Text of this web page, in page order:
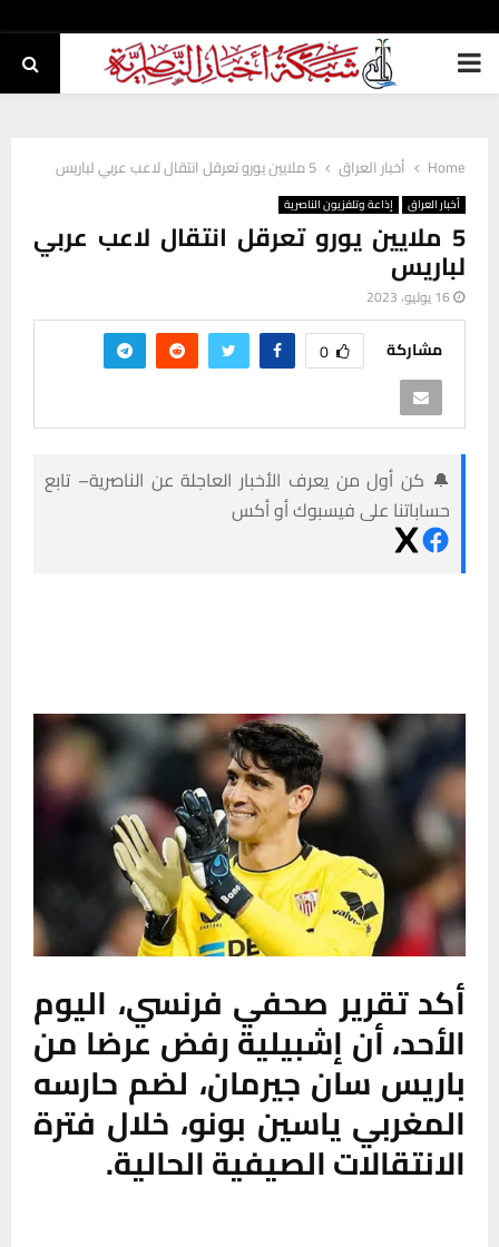
PRIMARY
Home أخبار العراق 5 ملايين يورو تعرقل انتقال لاعب عربي لباريس
أخبار العراق إذاعة وتلفزيون الناصرية
5 ملايين يورو تعرقل انتقال لاعب عربي
لباريس
16 يوليو، 2023
مشاركة 0
🔔 كن أول من يعرف الأخبار العاجلة عن الناصرية– تابع
حساباتنا على فيسبوك أو أكس
أكد تقرير صحفي فرنسي، اليوم
الأحد، أن إشبيلية رفض عرضا من
باريس سان جيرمان، لضم حارسه
المغربي ياسين بونو، خلال فترة
الانتقالات الصيفية الحالية.